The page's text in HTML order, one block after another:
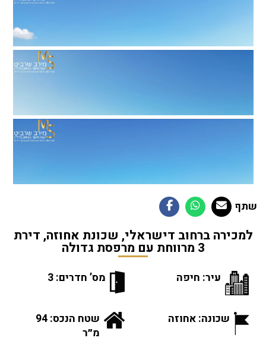
למכירה ברחוב דישראלי, שכונת אחוזה, דירת
3 מרווחת עם מרפסת גדולה
עיר: חיפה מס’ חדרים: 3
שכונה: אחוזה
שטח הנכס: 94
מ״ר
שתף